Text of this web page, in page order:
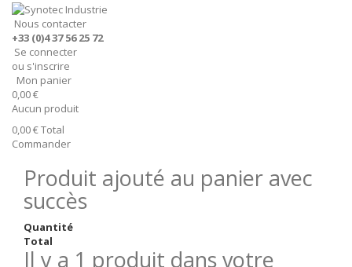
Nous contacter
+33 (0)4 37 56 25 72
Se connecter
ou s'inscrire
Mon panier
0,00 €
Aucun produit
0,00 €Total
Commander
Produit ajouté au panier avec
succès
Quantité
Total
Il y a 1 produit dans votre